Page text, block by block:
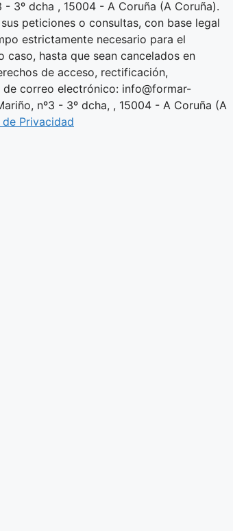
3º dcha , 15004 - A Coruña (A Coruña).
peticiones o consultas, con base legal
estrictamente necesario para el
hasta que sean cancelados en
de acceso, rectificación,
correo electrónico: info@formar-
nº3 - 3º dcha, , 15004 - A Coruña (A
Privacidad